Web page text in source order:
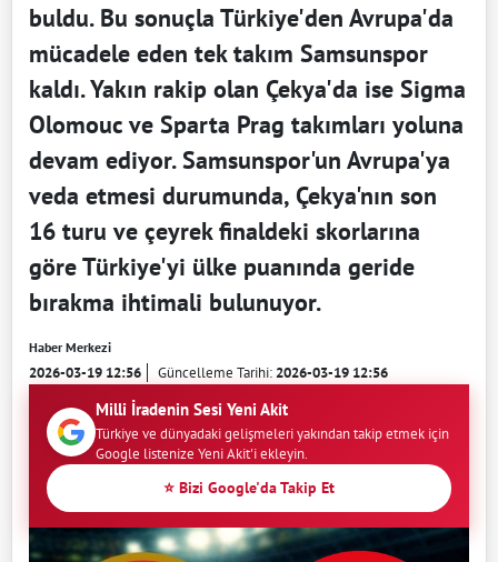
buldu. Bu sonuçla Türkiye'den Avrupa'da
mücadele eden tek takım Samsunspor
kaldı. Yakın rakip olan Çekya'da ise Sigma
Olomouc ve Sparta Prag takımları yoluna
devam ediyor. Samsunspor'un Avrupa'ya
veda etmesi durumunda, Çekya'nın son
16 turu ve çeyrek finaldeki skorlarına
göre Türkiye'yi ülke puanında geride
bırakma ihtimali bulunuyor.
Haber Merkezi
2026-03-19 12:56 Güncelleme Tarihi:2026-03-19 12:56
Milli İradenin Sesi Yeni Akit
Türkiye ve dünyadaki gelişmeleri yakından takip etmek için
Google listenize Yeni Akit'i ekleyin.
⭐ Bizi Google'da Takip Et